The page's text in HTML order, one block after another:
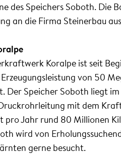
des Speichers Soboth. Die
an die Firma Steinerbau
Koralpe ist seit
von 50
Der Speicher Soboth liegt
mit dem
pro Jahr rund 80 Millionen
wird von
gerne besucht.